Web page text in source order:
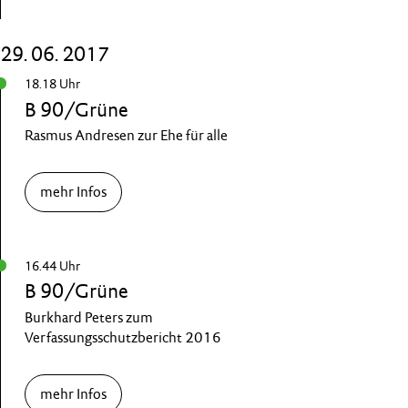
29. 06. 2017
18.18 Uhr
B 90/Grüne
Rasmus Andresen zur Ehe für alle
mehr Infos
16.44 Uhr
B 90/Grüne
Burkhard Peters zum
Verfassungsschutzbericht 2016
mehr Infos